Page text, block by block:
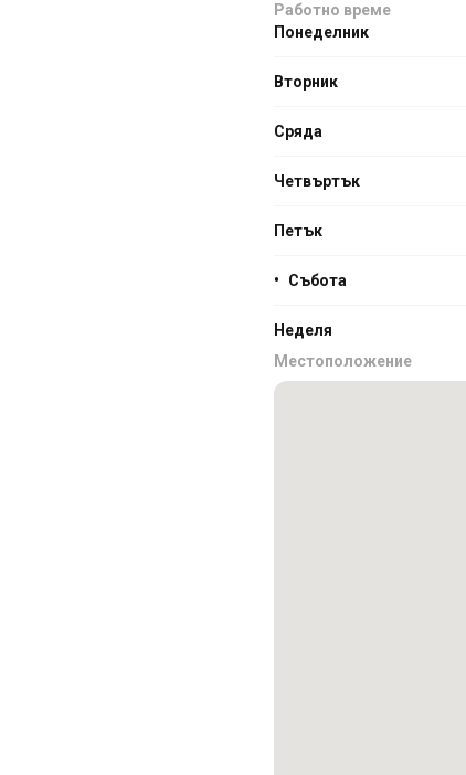
Работно време
Понеделник
Вторник
Сряда
Четвъртък
Петък
• Събота
Неделя
Местоположение